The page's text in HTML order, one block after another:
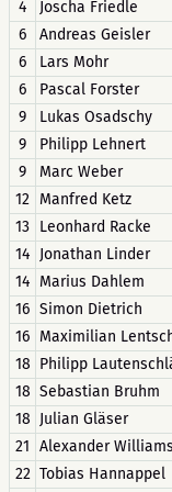
4
Joscha Friedle
6
Andreas Geisler
6
Lars Mohr
6
Pascal Forster
9
Lukas Osadschy
9
Philipp Lehnert
9
Marc Weber
12 Manfred Ketz
13 Leonhard Racke
14 Jonathan Linder
14 Marius Dahlem
16 Simon Dietrich
16 Maximilian
18 Philipp
18 Sebastian Bruhm
18 Julian Gläser
21 Alexander
22 Tobias Hannappel